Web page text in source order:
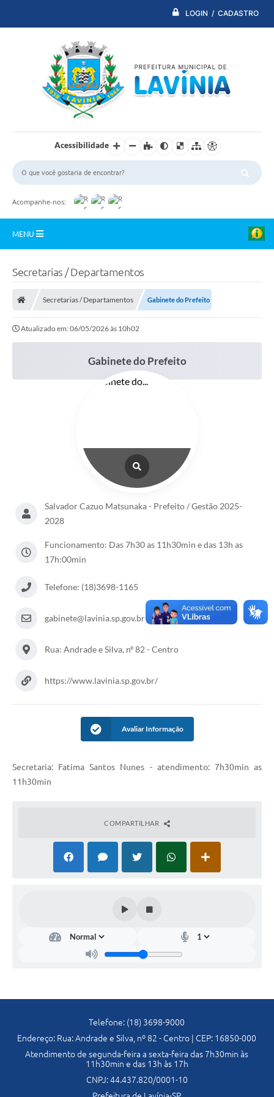
LOGIN / CADASTRO
Acessibilidade
Acompanhe-nos:
MENU
PDTI
Conselhos de Educação
Estudantes
Diário Oficial
Ouvidoria
Carta de Serviços
CEMITÉRIO MUNICIPAL
Legislação
Pesquisa de Satisfação
Previdência
Cultura
Meio Ambiente
Defesa Civil Municipal
Secretarias / Departamentos
Secretarias / Departamentos Gabinete do Prefeito
Atualizado em: 06/05/2026 às 10h02
Gabinete do Prefeito
Salvador Cazuo Matsunaka - Prefeito / Gestão 2025-
2028
Funcionamento: Das 7h30 as 11h30min e das 13h as
17h:00min
Telefone: (18)3698-1165
gabinete@lavinia.sp.gov.br
Rua: Andrade e Silva, nº 82 - Centro
https://www.lavinia.sp.gov.br/
Avaliar Informação
Secretaria: Fatima Santos Nunes - atendimento: 7h30min as
11h30min
COMPARTILHAR
Telefone: (18) 3698-9000
Endereço: Rua: Andrade e Silva, nº 82 - Centro | CEP: 16850-000
Atendimento de segunda-feira a sexta-feira das 7h30min às
11h30min e das 13h às 17h
CNPJ: 44.437.820/0001-10